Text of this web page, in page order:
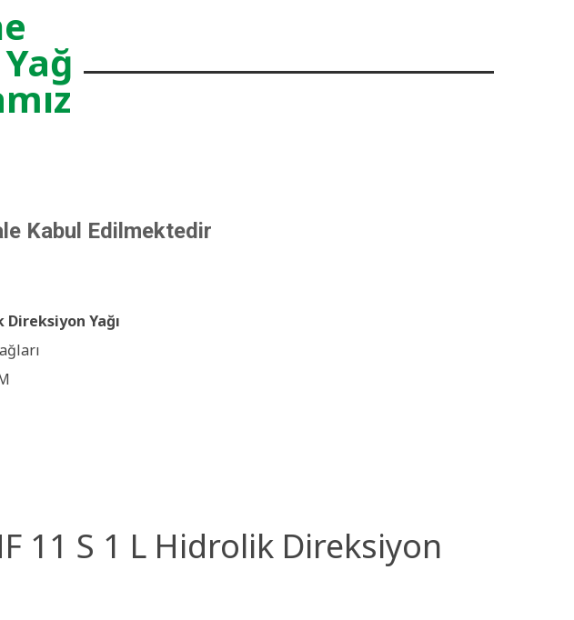
Kabul Edilmektedir
Direksiyon Yağı
11 S 1 L Hidrolik Direksiyon